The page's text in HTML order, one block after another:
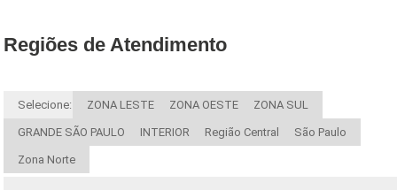
Regiões de Atendimento
Selecione: ZONA LESTE ZONA OESTE ZONA SUL
GRANDE SÃO PAULO INTERIOR Região Central São Paulo
Zona Norte